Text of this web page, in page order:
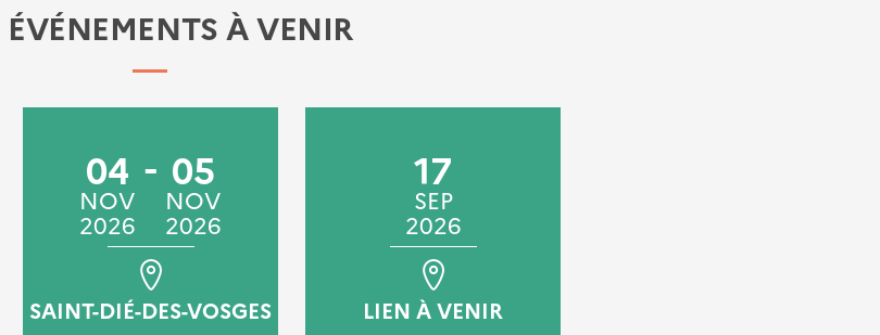
ÉVÉNEMENTS À VENIR
04
NOV
2026
05
NOV
2026
SAINT-DIÉ-DES-VOSGES
17
SEP
2026
LIEN À VENIR